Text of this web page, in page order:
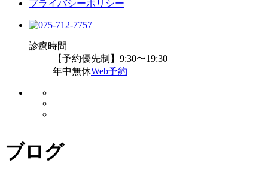
プライバシーポリシー
診療時間
【予約優先制】9:30〜19:30
年中無休Web予約
ブログ